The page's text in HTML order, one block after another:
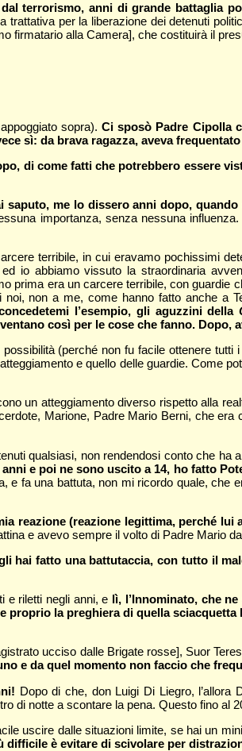
terrorismo, anni di grande battaglia
trattativa per la liberazione dei detenuti
alla Camera], che costituirà il
sopra).Ci sposò Padre Cipolla
sì: da brava ragazza, aveva
di come fatti che potrebbero essere
me lo dissero anni dopo, quando
importanza, senza nessuna influenza.
terribile, in cui eravamo pochissimi
io abbiamo vissuto la straordinaria
prima era un carcere terribile, con guardie
non a me, come hanno fatto anche a
l’esempio, gli aguzzini della
così per le cose che fanno. Dopo,
(perché non fu facile ottenere
e quello delle guardie. Come
un atteggiamento diverso rispetto alla
Marione, Padre Mario Berni, che era
qualsiasi, non rendendosi conto che
e poi ne sono uscito a 14, ho fatto
e fa una battuta, non mi ricordo quale, che
(reazione legittima, perché lui
e avevo sempre il volto di Padre Mario
hai fatto una battutaccia, con tutto il
e riletti negli anni, e lì, l’Innominato, che
proprio la preghiera di quella sciacquetta
ucciso dalle Brigate rosse], Suor
e da quel momento non faccio che
Dopo di che, don Luigi Di Liegro,
di notte a scontare la pena. Questo fino al
uscire dalle situazioni limite, se hai un
è evitare di scivolare per